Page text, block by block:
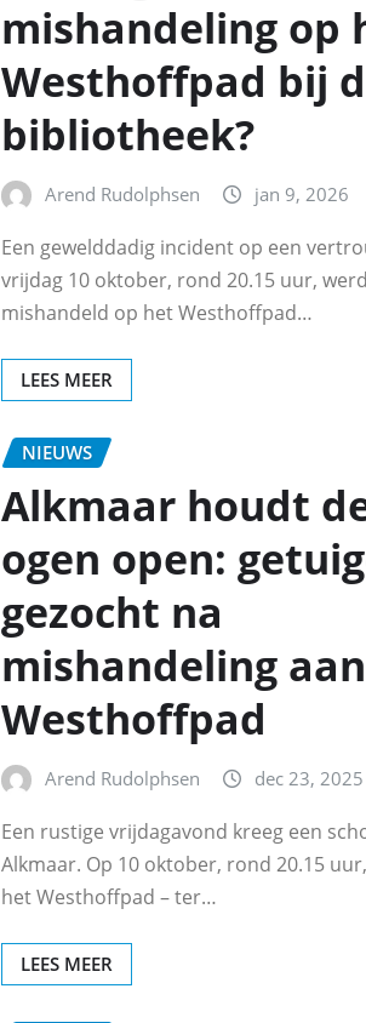
mishandeling op
Westhoffpad bij
bibliotheek?
Arend Rudolphsen jan 9, 2026
Een gewelddadig incident op een
vrijdag 10 oktober, rond 20.15 uur,
mishandeld op het Westhoffpad…
LEES MEER
NIEUWS
Alkmaar houdt
ogen open:
gezocht na
mishandeling
Westhoffpad
Arend Rudolphsen dec 23, 2025
Een rustige vrijdagavond kreeg een
Alkmaar. Op 10 oktober, rond 20.15
het Westhoffpad – ter…
LEES MEER